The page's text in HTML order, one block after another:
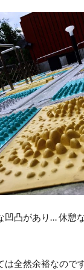
凹凸があり… 休憩
は全然余裕なので